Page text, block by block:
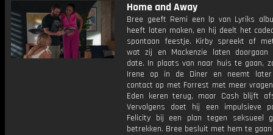
Home and Away
Bree geeft Remi een lp van Lyriks
heeft laten maken, en hij deelt het
spontaan feestje. Kirby spreekt af
wat zij en Mackenzie laten doorgaan
date. In plaats van naar huis te gaan,
Irene op in de Diner en neemt later
contact op met Forrest met meer
Eden keren terug, maar Cash blijft
Vervolgens doet hij een impulsieve
Felicity bij een plan tegen seksueel
betrekken. Bree besluit met hem te